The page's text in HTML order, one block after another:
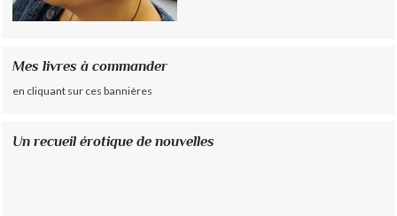
Mes livres à commander
en cliquant sur ces bannières
Un recueil érotique de nouvelles